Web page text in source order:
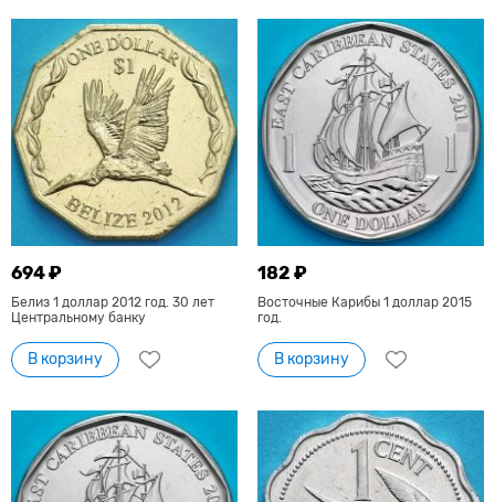
694 ₽
Белиз 1 доллар 2012 год. 30 лет
Центральному банку
В корзину
182 ₽
Восточные Карибы 1 доллар 2015
год.
В корзину